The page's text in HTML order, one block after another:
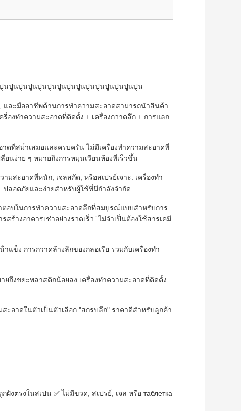
นปูนปูนปูนปูนปูนปูนปูนปูนปูนปูนปูนปูนปูนปูน
ละมืออาชีพด้านการทําความสะอาดสามารถนําสินค้า
องทําความสะอาดที่ติดตั้ง + เครื่องกวาดลึก + การแลก
ดที่สม่ําเสมอและครบครัน ไม่มีเครื่องทําความสะอาดที่
ยนง่าย ๆ หมายถึงการหมุนเวียนห้องที่เร็วขึ้น
มสะอาดที่หนัก, เจลสกัด, หรือสเปรย์เจาะ. เครื่องทํา
ลอดภัยและง่ายสําหรับผู้ใช้ที่มีกําลังจํากัด
ตอบในการทําความสะอาดลึกที่สมบูรณ์แบบสําหรับการ
ร้างอาคารเช่าอย่างรวดเร็ว ̇ ไม่จําเป็นต้องใช้สารเคมี
แข็ง การกวาดล้างลึกของกลอเรีย รวมกับเครื่องทํา
ยถึงขยะพลาสติกน้อยลง เครื่องทําความสะอาดที่ติดตั้ง
สะอาดในตัวเป็นตัวเลือก "สกรบลึก" ราคาดีสําหรับลูกค้า
งตรงในสเปน ✅ ไม่มีขวด, สเปรย์, เจล หรือ таблетка